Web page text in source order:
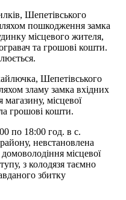
Шепетівського
пошкодження замка
місцевого жителя,
та грошові кошти.
Шепетівського
зламу замка вхідних
місцевої
грошові кошти.
по 18:00 год. в с.
невстановлена
місцевої
з колодязя таємно
збитку